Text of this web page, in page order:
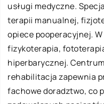
usługi medyczne.
terapii manualnej,
opiece pooperacyjnej.
fizykoterapia,
hiperbarycznej.
rehabilitacja zapewnia
fachowe doradztwo, co